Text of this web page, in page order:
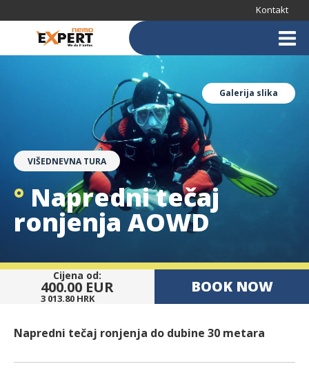
Kontakt
VIŠEDNEVNA TURA
° Napredni tečaj
ronjenja AOWD
Galerija slika
Cijena od:
400.00 EUR
3 013.80 HRK
BOOK NOW
Napredni tečaj ronjenja do dubine 30 metara